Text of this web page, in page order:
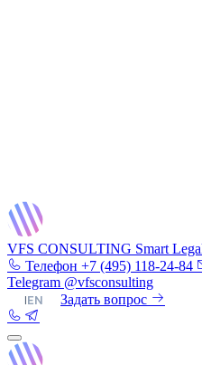
VFS CONSULTING Smart
Телефон +7 (495) 118-24-84
Telegram @vfsconsulting
|EN Задать вопрос